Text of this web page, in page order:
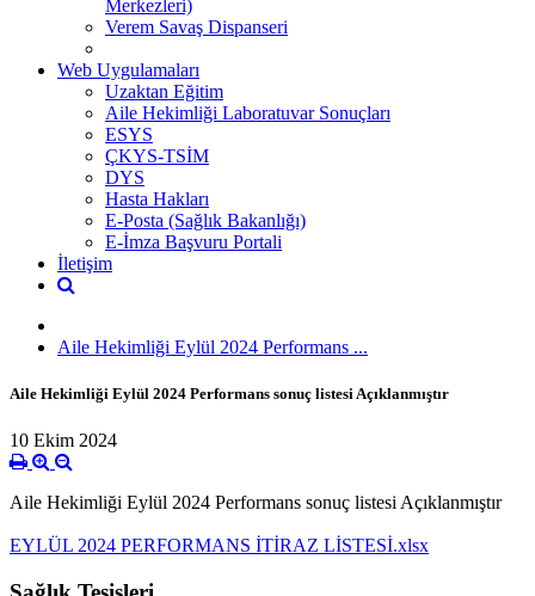
Merkezleri)
Verem Savaş Dispanseri
Web Uygulamaları
Uzaktan Eğitim
Aile Hekimliği Laboratuvar Sonuçları
ESYS
ÇKYS-TSİM
DYS
Hasta Hakları
E-Posta (Sağlık Bakanlığı)
E-İmza Başvuru Portali
İletişim
Aile Hekimliği Eylül 2024 Performans ...
Aile Hekimliği Eylül 2024 Performans sonuç listesi Açıklanmıştır
10 Ekim 2024
Aile Hekimliği Eylül 2024 Performans sonuç listesi Açıklanmıştır
EYLÜL 2024 PERFORMANS İTİRAZ LİSTESİ.xlsx